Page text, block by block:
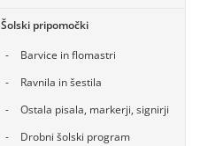
Šolski pripomočki
Barvice in flomastri
Ravnila in šestila
Ostala pisala, markerji, signirji
Drobni šolski program